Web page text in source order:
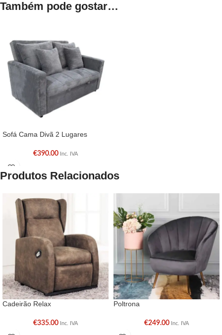
Também pode gostar…
Sofá Cama Divã 2 Lugares
€390.00 Inc. IVA
Produtos Relacionados
Cadeirão Relax
€335.00 Inc. IVA
Poltrona
€249.00 Inc. IVA